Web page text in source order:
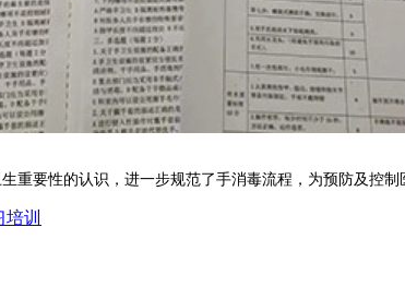
要性的认识，进一步规范了手消毒流程，为预防及控制
训